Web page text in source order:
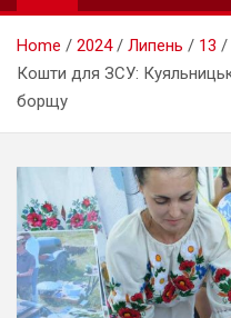
Home 2024 Липень
13
Кошти для ЗСУ:
борщу